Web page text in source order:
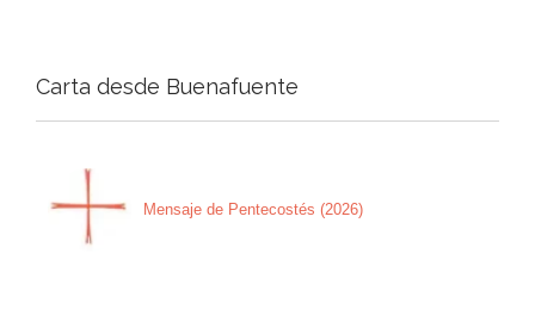
Carta desde Buenafuente
Mensaje de Pentecostés (2026)